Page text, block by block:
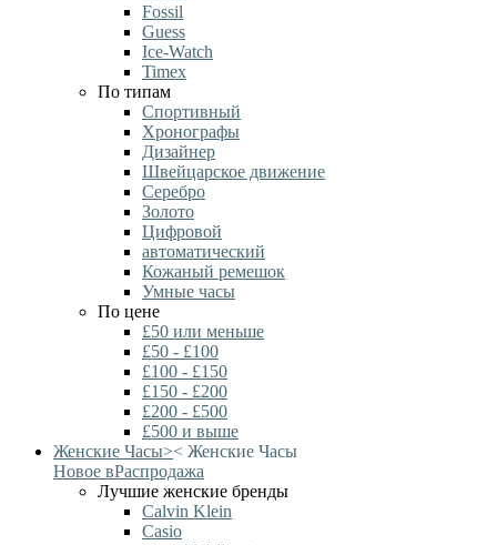
Fossil
Guess
Ice-Watch
Timex
По типам
Спортивный
Хронографы
Дизайнер
Швейцарское движение
Серебро
Золото
Цифровой
автоматический
Кожаный ремешок
Умные часы
По цене
£50 или меньше
£50 - £100
£100 - £150
£150 - £200
£200 - £500
£500 и выше
Женские Часы>< Женские Часы
Новое вРаспродажа
Лучшие женские бренды
Calvin Klein
Casio